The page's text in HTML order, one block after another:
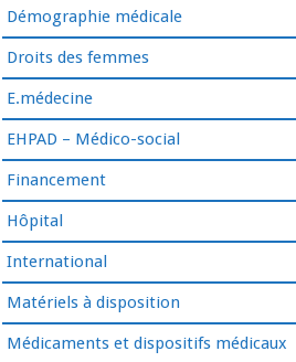
Démographie médicale
Droits des femmes
E.médecine
EHPAD – Médico-social
Financement
Hôpital
International
Matériels à disposition
Médicaments et dispositifs médicaux